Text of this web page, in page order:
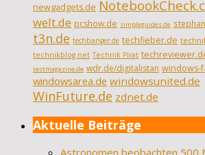
newgadgets.de
welt.de pcshow.de simpleguides.de
t3n.de techbanger.de techfieber.de
technikblog.net Technik Pirat
testmagazine.de wdr.de/digitalistan windows-
windowsarea.de windowsunited.de
WinFuture.de zdnet.de
Aktuelle Beiträge
Astronomen beobachten 500